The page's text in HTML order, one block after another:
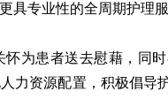
具专业性的全周期护理
为患者送去慰藉，同
力资源配置，积极倡导